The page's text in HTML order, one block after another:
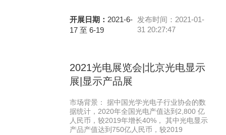
开展日期： 2021-6-
17 至 6-19
发布时间：2021-01-
31 20:27:47
2021光电展览会|北京光电显示
展|显示产品展
市场背景： 据中国光学光电子行业协会的数
据统计，2020年全国光电产值达到2,800 亿
人民币，较2019年增长40%， 其中光电显示
产品产值达到750亿人民币，较2019